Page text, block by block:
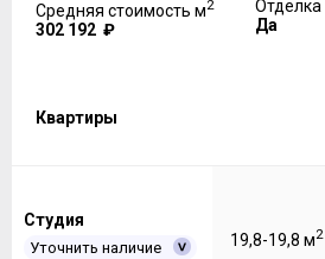
Средняя стоимость м2
302 192 ₽
Отделка
Да
Квартиры
Студия
Уточнить наличие 19,8-19,8 м2